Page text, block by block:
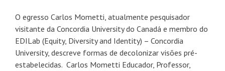
O egresso Carlos Mometti, atualmente pesquisador
visitante da Concordia University do Canadá e membro do
EDILab (Equity, Diversity and Identity) – Concordia
University, descreve formas de decolonizar visões pré-
estabelecidas. Carlos Mometti Educador, Professor,